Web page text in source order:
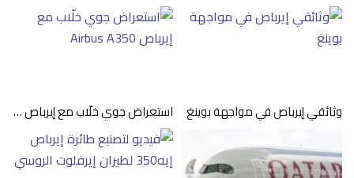
استعراض جوي خلّاب مع إيرباص Airbus A350 وثائقي إيرباص في مواجهة بوينغ